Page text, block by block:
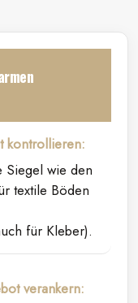
kontrollieren:
Siegel wie den
textile Böden
für Kleber).
verankern: